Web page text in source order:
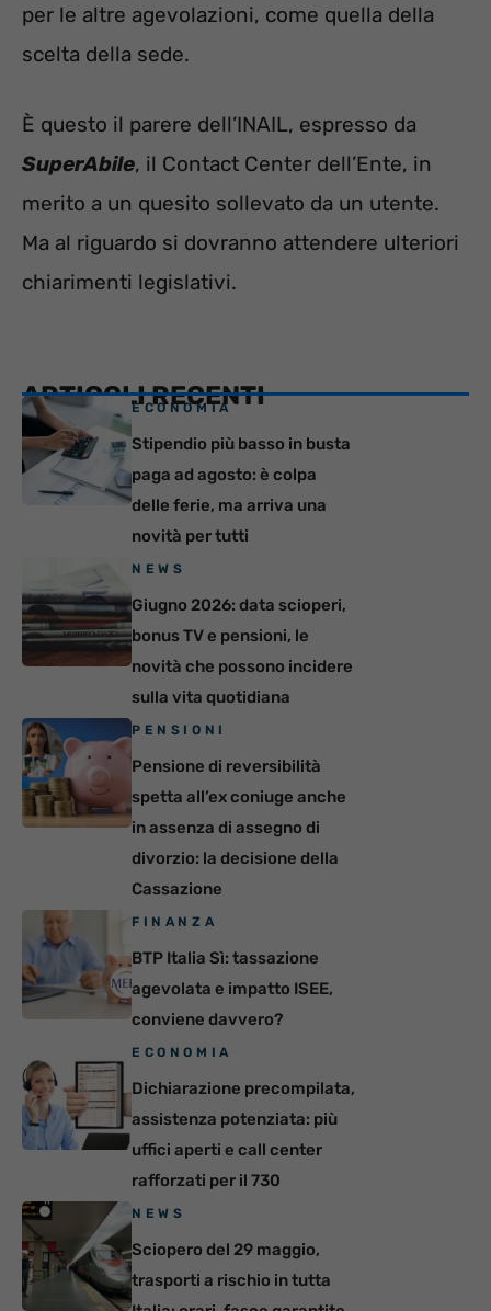
per le altre agevolazioni, come quella della
scelta della sede.
È questo il parere dell’INAIL, espresso da
SuperAbile, il Contact Center dell’Ente, in
merito a un quesito sollevato da un utente.
Ma al riguardo si dovranno attendere ulteriori
chiarimenti legislativi.
ARTICOLI RECENTI
ECONOMIA
Stipendio più basso in busta
paga ad agosto: è colpa
delle ferie, ma arriva una
novità per tutti
NEWS
Giugno 2026: data scioperi,
bonus TV e pensioni, le
novità che possono incidere
sulla vita quotidiana
PENSIONI
Pensione di reversibilità
spetta all’ex coniuge anche
in assenza di assegno di
divorzio: la decisione della
Cassazione
FINANZA
BTP Italia Sì: tassazione
agevolata e impatto ISEE,
conviene davvero?
ECONOMIA
Dichiarazione precompilata,
assistenza potenziata: più
uffici aperti e call center
rafforzati per il 730
NEWS
Sciopero del 29 maggio,
trasporti a rischio in tutta